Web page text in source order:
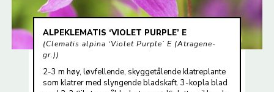
ALPEKLEMATIS ‘VIOLET PURPLE’ E
Clematis alpina ‘Violet Purple’ E (Atragene-
gr.)
2-3 m høy, løvfellende, skyggetålende klatreplante
som klatrer med slyngende bladskaft. 3-kopla blad